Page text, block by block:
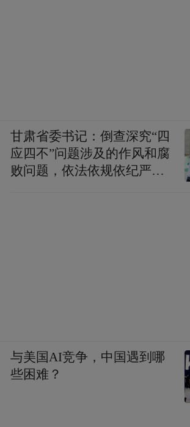
甘肃省委书记：倒查深究“四
应四不”问题涉及的作风和腐
败问题，依法依规依纪严肃
与美国AI竞争，中国遇到哪
些困难？